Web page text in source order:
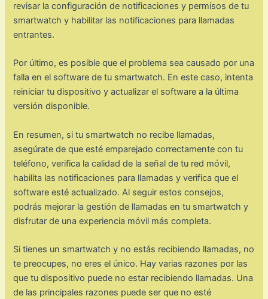
revisar la configuración de notificaciones y permisos de tu
smartwatch y habilitar las notificaciones para llamadas
entrantes.
Por último, es posible que el problema sea causado por una
falla en el software de tu smartwatch. En este caso, intenta
reiniciar tu dispositivo y actualizar el software a la última
versión disponible.
En resumen, si tu smartwatch no recibe llamadas,
asegúrate de que esté emparejado correctamente con tu
teléfono, verifica la calidad de la señal de tu red móvil,
habilita las notificaciones para llamadas y verifica que el
software esté actualizado. Al seguir estos consejos,
podrás mejorar la gestión de llamadas en tu smartwatch y
disfrutar de una experiencia móvil más completa.
Si tienes un smartwatch y no estás recibiendo llamadas, no
te preocupes, no eres el único. Hay varias razones por las
que tu dispositivo puede no estar recibiendo llamadas. Una
de las principales razones puede ser que no esté